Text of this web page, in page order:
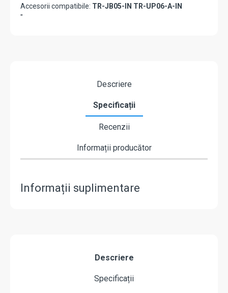
Accesorii compatibile: TR-JB05-IN TR-UP06-A-IN
"
Descriere
Specificații
Recenzii
Informații producător
Informații suplimentare
Descriere
Specificații